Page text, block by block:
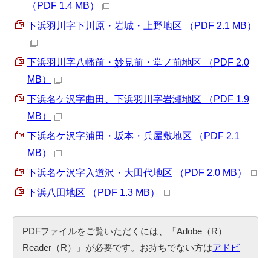
（PDF 1.4 MB）
下浜羽川字下川原・岩城・上野地区 （PDF 2.1 MB）
下浜羽川字八幡前・妙見前・堂ノ前地区 （PDF 2.0
MB）
下浜名ケ沢字曲田、下浜羽川字岩瀬地区 （PDF 1.9
MB）
下浜名ケ沢字浦田・坂本・兵屋敷地区 （PDF 2.1
MB）
下浜名ケ沢字入道沢・大田代地区 （PDF 2.0 MB）
下浜八田地区 （PDF 1.3 MB）
PDFファイルをご覧いただくには、「Adobe（R）
Reader（R）」が必要です。お持ちでない方はアドビ